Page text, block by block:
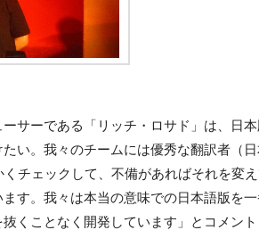
サーである「リッチ・ロサド」は、日
い。我々のチームには優秀な翻訳者（日
チェックして、不備があればそれを変え
す。我々は本当の意味での日本語版を
くことなく開発しています」とコメント